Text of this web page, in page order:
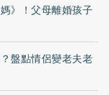
》！父母離婚孩子
盤點情侶變老夫老